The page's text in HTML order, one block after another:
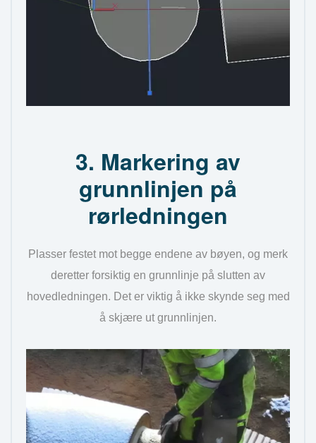
3. Markering av
grunnlinjen på
rørledningen
Plasser festet mot begge endene av bøyen, og merk
deretter forsiktig en grunnlinje på slutten av
hovedledningen. Det er viktig å ikke skynde seg med
å skjære ut grunnlinjen.